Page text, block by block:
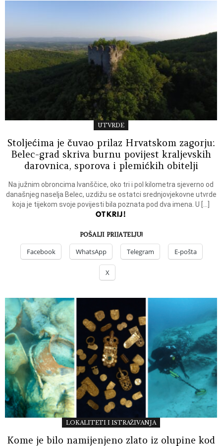
UTVRDE
Stoljećima je čuvao prilaz Hrvatskom zagorju:
Belec-grad skriva burnu povijest kraljevskih
darovnica, sporova i plemićkih obitelji
Na južnim obroncima Ivanščice, oko tri i pol kilometra sjeverno od
današnjeg naselja Belec, uzdižu se ostatci srednjovjekovne utvrde
koja je tijekom svoje povijesti bila poznata pod dva imena. U […]
OTKRIJ!
POŠALJI PRIJATELJU!
Facebook WhatsApp Telegram E-pošta
X
LOKALITETI I ISTRAŽIVANJA
Kome je bilo namijenjeno zlato iz olupine kod